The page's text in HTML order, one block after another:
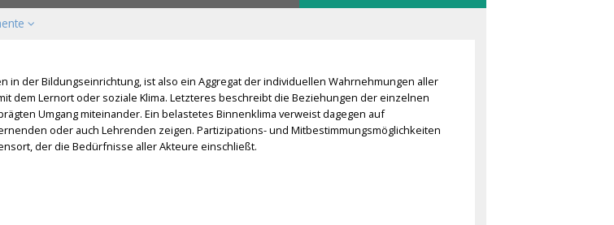
in der Bildungseinrichtung, ist also ein Aggregat der individuellen Wahrnehmungen aller
dem Lernort oder soziale Klima. Letzteres beschreibt die Beziehungen der einzelnen
Umgang miteinander. Ein belastetes Binnenklima verweist dagegen auf
oder auch Lehrenden zeigen. Partizipations- und Mitbestimmungsmöglichkeiten
der die Bedürfnisse aller Akteure einschließt.